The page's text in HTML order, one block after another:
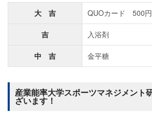
大 吉 QUOカード 500
吉 入浴剤
中 吉 金平糖
産業能率大学スポーツマネジメント
ざいます！